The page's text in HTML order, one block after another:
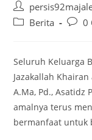
Post
author:
PostBerita
Post0
Seluruh Keluarga
Jazakallah
A.Ma, Pd., Asatidz
amalnya terus
bermanfaat untuk